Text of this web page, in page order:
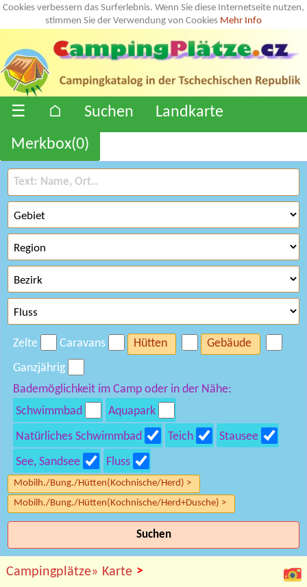
Cookies verbessern das Surferlebnis. Wenn Sie diese Internetseite nutzen,
stimmen Sie der Verwendung von Cookies Mehr Info
☰ ⌂ Suchen
Landkarte
Merkbox(0)
Zelte Caravans Hütten
Gebäude
Ganzjährig
Bademöglichkeit im Camp oder in der Nähe:
Schwimmbad
Aquapark
Natürliches Schwimmbad
Teich
Stausee
See, Sandsee
Fluss
Mobilh./Bung./Hütten(Kochnische/Herd) >
Mobilh./Bung./Hütten(Kochnische/Herd+Dusche) >
Suchen
Campingplätze» Karte >